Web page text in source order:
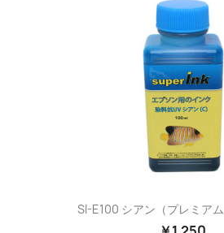
SI-E100 シアン（プレミアム